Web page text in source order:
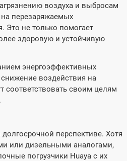
воздуха и выбросам
на перезаряжаемых
Это не только помогает
здоровую и устойчивую
энергоэффективных
воздействия на
соответствовать своим целям
перспективе. Хотя
или дизельными аналогами,
погрузчики Huaya с их